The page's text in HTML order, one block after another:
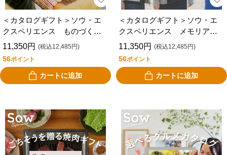
＜カタログギフト＞ソウ・エ
クスペリエンス ものづくり
の体験ギフト（ＧＲＥＥＮ）
11,350円 (税込12,485円)
56ポイント
カートに追加
＜カタログギフト＞ソウ・エ
クスペリエンス メモリアル
フォト 撮影チケット
11,350円 (税込12,485円)
56ポイント
カートに追加